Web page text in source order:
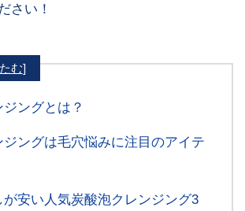
さい！
む]
ングとは？
ングは毛穴悩みに注目のアイテ
安い人気炭酸泡クレンジング3